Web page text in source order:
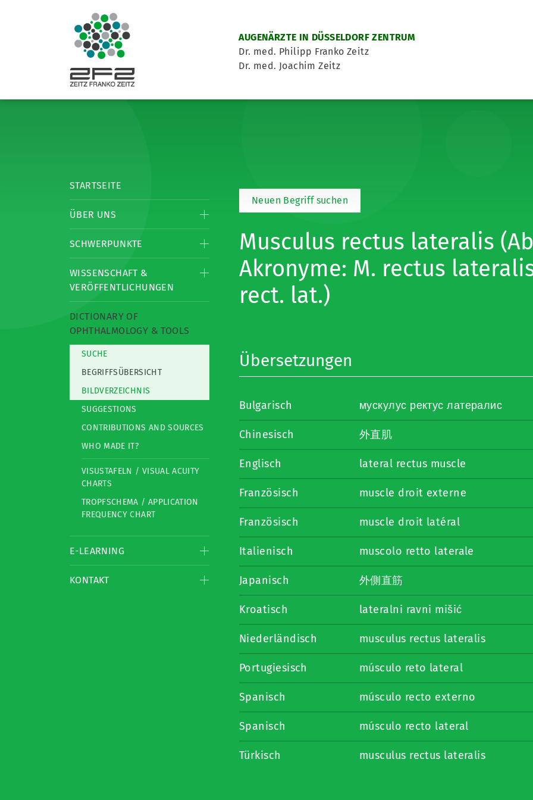
AUGENÄRZTE IN DÜSSELDORF ZENTRUM
Dr. med. Philipp Franko Zeitz
Dr. med. Joachim Zeitz
STARTSEITE
ÜBER UNS
SCHWERPUNKTE
WISSENSCHAFT &
VERÖFFENTLICHUNGEN
DICTIONARY OF
OPHTHALMOLOGY & TOOLS
SUCHE
BEGRIFFSÜBERSICHT
BILDVERZEICHNIS
SUGGESTIONS
CONTRIBUTIONS AND SOURCES
WHO MADE IT?
VISUSTAFELN / VISUAL ACUITY
CHARTS
TROPFSCHEMA / APPLICATION
FREQUENCY CHART
E-LEARNING
KONTAKT
Neuen Begriff suchen
Musculus rectus lateralis
Akronyme: M. rectus
rect. lat.)
Übersetzungen
Bulgarisch мускулус ректус латералис
Chinesisch 外直肌
Englisch lateral rectus muscle
Französisch muscle droit externe
Französisch muscle droit latéral
Italienisch muscolo retto laterale
Japanisch 外側直筋
Kroatisch lateralni ravni mišić
Niederländisch musculus rectus lateralis
Portugiesisch músculo reto lateral
Spanisch músculo recto externo
Spanisch músculo recto lateral
Türkisch musculus rectus lateralis